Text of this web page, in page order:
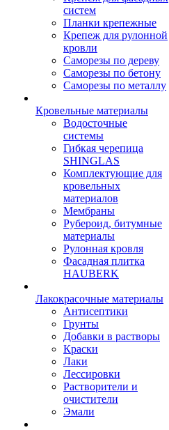
систем
Планки крепежные
Крепеж для рулонной
кровли
Саморезы по дереву
Саморезы по бетону
Саморезы по металлу
Кровельные материалы
Водосточные
системы
Гибкая черепица
SHINGLAS
Комплектующие для
кровельных
материалов
Мембраны
Рубероид, битумные
материалы
Рулонная кровля
Фасадная плитка
HAUBERK
Лакокрасочные материалы
Антисептики
Грунты
Добавки в растворы
Краски
Лаки
Лессировки
Растворители и
очистители
Эмали